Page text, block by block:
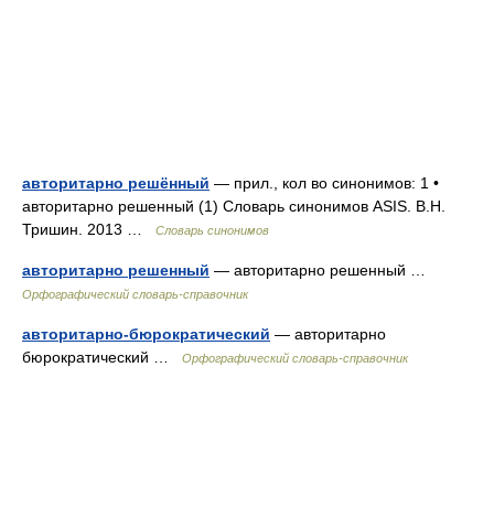
авторитарно решённый — прил., кол во синонимов: 1 •
авторитарно решенный (1) Словарь синонимов ASIS. В.Н.
Тришин. 2013 …
Словарь синонимов
авторитарно решенный — авторитарно решенный …
Орфографический словарь-справочник
авторитарно-бюрократический — авторитарно
бюрократический …
Орфографический словарь-справочник